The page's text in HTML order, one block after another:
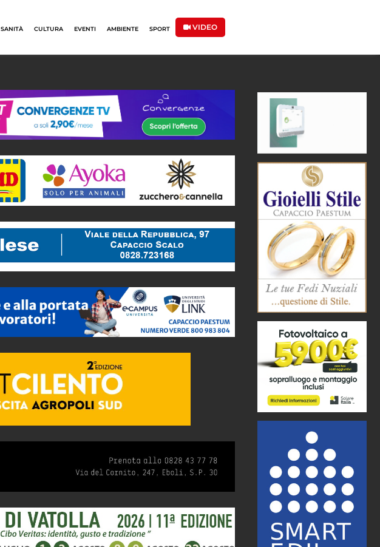
SANITÀ CULTURA EVENTI AMBIENTE SPORT VIDEO